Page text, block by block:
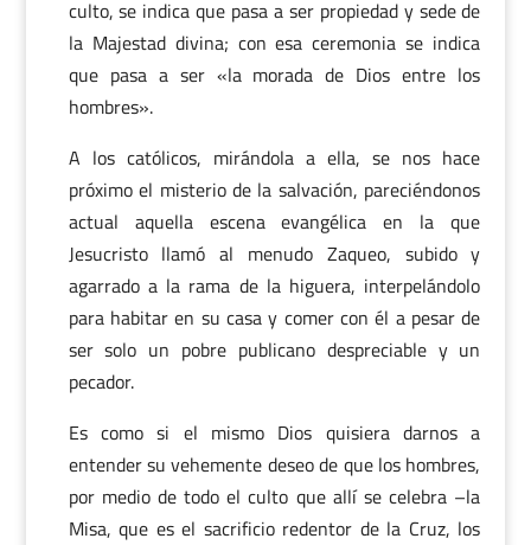
culto, se indica que pasa a ser propiedad y sede de
la Majestad divina; con esa ceremonia se indica
que pasa a ser «la morada de Dios entre los
hombres».
A los católicos, mirándola a ella, se nos hace
próximo el misterio de la salvación, pareciéndonos
actual aquella escena evangélica en la que
Jesucristo llamó al menudo Zaqueo, subido y
agarrado a la rama de la higuera, interpelándolo
para habitar en su casa y comer con él a pesar de
ser solo un pobre publicano despreciable y un
pecador.
Es como si el mismo Dios quisiera darnos a
entender su vehemente deseo de que los hombres,
por medio de todo el culto que allí se celebra –la
Misa, que es el sacrificio redentor de la Cruz, los